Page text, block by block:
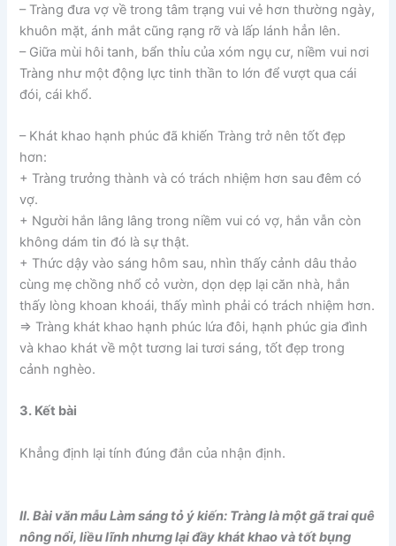
– Tràng đưa vợ về trong tâm trạng vui vẻ hơn thường ngày,
khuôn mặt, ánh mắt cũng rạng rỡ và lấp lánh hẳn lên.
– Giữa mùi hôi tanh, bẩn thỉu của xóm ngụ cư, niềm vui nơi
Tràng như một động lực tinh thần to lớn để vượt qua cái
đói, cái khổ.
– Khát khao hạnh phúc đã khiến Tràng trở nên tốt đẹp
hơn:
+ Tràng trưởng thành và có trách nhiệm hơn sau đêm có
vợ.
+ Người hắn lâng lâng trong niềm vui có vợ, hắn vẫn còn
không dám tin đó là sự thật.
+ Thức dậy vào sáng hôm sau, nhìn thấy cảnh dâu thảo
cùng mẹ chồng nhổ cỏ vườn, dọn dẹp lại căn nhà, hắn
thấy lòng khoan khoái, thấy mình phải có trách nhiệm hơn.
=> Tràng khát khao hạnh phúc lứa đôi, hạnh phúc gia đình
và khao khát về một tương lai tươi sáng, tốt đẹp trong
cảnh nghèo.
3. Kết bài
Khẳng định lại tính đúng đắn của nhận định.
II. Bài văn mẫu Làm sáng tỏ ý kiến: Tràng là một gã trai quê
nông nổi, liều lĩnh nhưng lại đầy khát khao và tốt bụng